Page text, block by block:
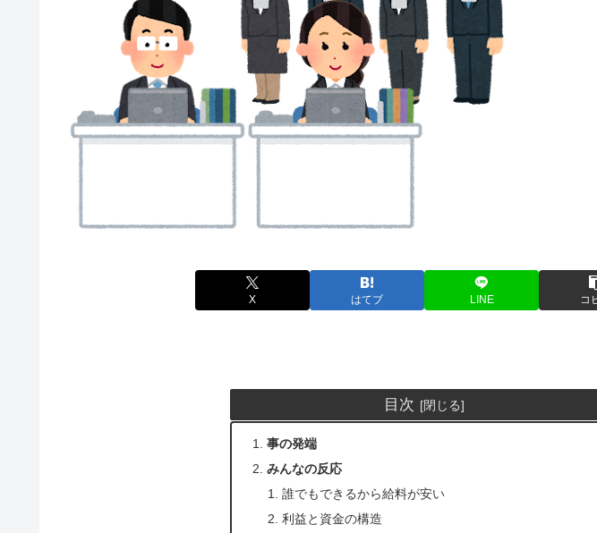
X はてブ LINE コ
目次
事の発端
みんなの反応
誰でもできるから給料が安い
利益と資金の構造